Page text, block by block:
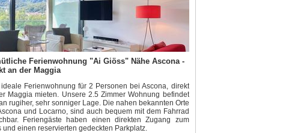
Ferienwohnung "Ai Giöss" Nähe Ascona -
an der Maggia
ideale Ferienwohnung für 2 Personen bei Ascona, direkt
Maggia mieten. Unsere 2.5 Zimmer Wohnung befindet
rugiher, sehr sonniger Lage. Die nahen bekannten Orte
und Locarno, sind auch bequem mit dem Fahrrad
Feriengäste haben einen direkten Zugang zum
und einen reservierten gedeckten Parkplatz.